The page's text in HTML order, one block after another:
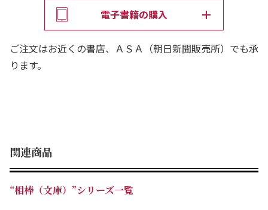
電子書籍の購入
ご注文はお近くの書店、ＡＳＡ（朝日新聞販売所）でも承
ります。
関連商品
“相棒（文庫）”シリーズ一覧